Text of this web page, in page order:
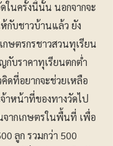
นครั้งนี้นั้น นอกจากจะ
กับชาวบ้านแล้ว ยัง
กษตรกรชาวสวนทุเรียน
กับราคาทุเรียนตกต่ำ
ดที่อยากจะช่วยเหลือ
าหน้าที่ของทางวัดไป
ากเกษตรในพื้นที่ เพื่อ
ลูก รวมกว่า 500